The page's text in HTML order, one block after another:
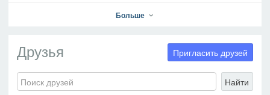
Гоголина Галина Витальевна
Больше
Друзья
Найти
Пригласить друзей